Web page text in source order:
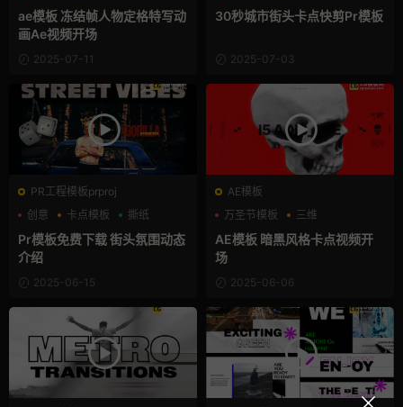
动态海报
ae模板 冻结帧人物定格特写动
画Ae视频开场
2025-07-11
快剪模板
30秒城市街头卡点快剪Pr模板
2025-07-03
PR工程模板prproj
创意
卡点模板 撕纸
Pr模板免费下载 街头氛围动态
介绍
2025-06-15
AE模板
万圣节模板
三维
卡点模板
AE模板 暗黑风格卡点视频开
场
2025-06-06